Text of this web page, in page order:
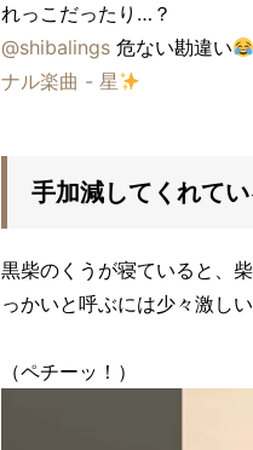
れっこだったり…？
@shibalings 危ない勘違い
ナル楽曲 - 星
手加減してくれて
黒柴のくうが寝ていると、
っかいと呼ぶには少々激し
（ペチーッ！）